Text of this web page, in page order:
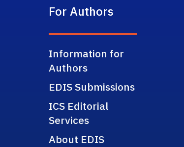
For Authors
Information for
Authors
EDIS Submissions
ICS Editorial
Services
About EDIS